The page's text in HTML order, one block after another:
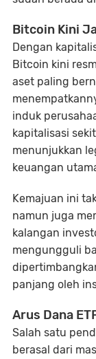
Bitcoin Kini
Dengan
Bitcoin kini
aset paling
induk
kapitalisasi
menunjukkan
keuangan
Kemajuan ini
namun juga
kalangan
mengungguli
panjang oleh
Arus Dana
Salah satu
berasal dari